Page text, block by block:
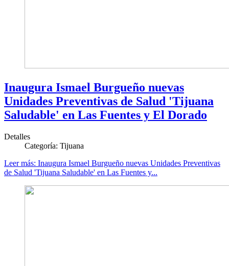
Inaugura Ismael Burgueño nuevas
Unidades Preventivas de Salud 'Tijuana
Saludable' en Las Fuentes y El Dorado
Detalles
Categoría: Tijuana
Leer más: Inaugura Ismael Burgueño nuevas Unidades Preventivas
de Salud 'Tijuana Saludable' en Las Fuentes y...